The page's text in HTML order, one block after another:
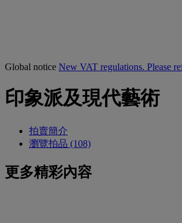
Global notice New VAT regulations. Please
印象派及現代藝術
拍賣簡介
瀏覽拍品 (108)
更多精彩內容